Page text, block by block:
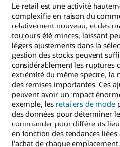
Le retail est une activité
complexifie en raison du
relativement nouveau, et des
toujours été minces, laissant
légers ajustements dans la
gestion des stocks peuvent
considérablement les ruptures
extrémité du même spectre, la
des remises importantes. Ces
peuvent avoir un impact
exemple, les retailers de mode
des données pour déterminer
commander pour différents
en fonction des tendances
l'achat de chaque emplacement.